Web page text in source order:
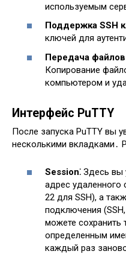
используемым
Поддержка SSH
ключей для
Передача
Копирование
компьютером и
Интерфейс PuTTY
После запуска PuTTY вы
несколькими вкладками․
Session⁚ Здесь вы
адрес удаленного
22 для SSH), а
подключения
можете сохранить
определенным
каждый раз